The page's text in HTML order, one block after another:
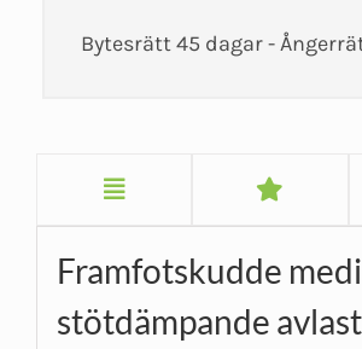
Bytesrätt 45 dagar -
Framfotskudde
stötdämpande